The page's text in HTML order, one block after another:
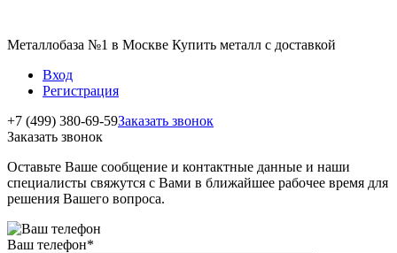
Металлобаза №1 в Москве Купить металл с доставкой
Вход
Регистрация
+7 (499) 380-69-59Заказать звонок
Заказать звонок
Оставьте Ваше сообщение и контактные данные и наши
специалисты свяжутся с Вами в ближайшее рабочее время для
решения Вашего вопроса.
Ваш телефон*